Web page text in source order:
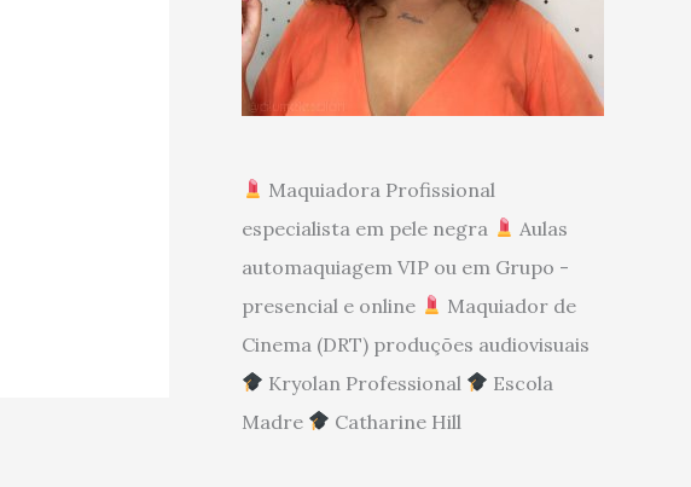
Maquiadora Profissional
especialista em pele negra
Aulas
automaquiagem VIP ou em Grupo -
presencial e online
Maquiador de
Cinema (DRT) produções audiovisuais
Kryolan Professional
Escola
Madre
Catharine Hill